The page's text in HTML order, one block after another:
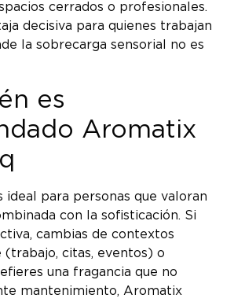
cerrados o profesionales.
decisiva para quienes trabajan
la sobrecarga sensorial no es
es
Aromatix
ideal para personas que valoran
con la sofisticación. Si
cambias de contextos
citas, eventos) o
una fragancia que no
mantenimiento, Aromatix